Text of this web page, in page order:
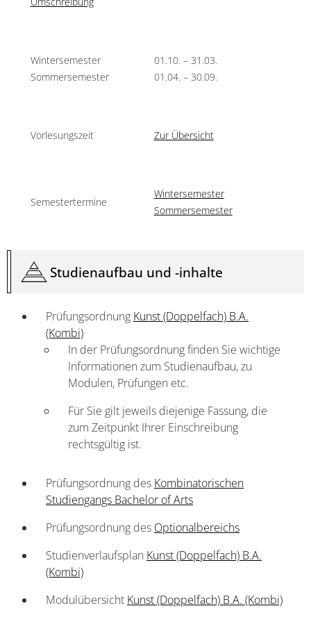
Wintersemester
Sommersemester
01.10. – 31.03.
01.04. – 30.09.
Vorlesungszeit Zur Übersicht
Semestertermine
Wintersemester
Sommersemester
Studienaufbau und -inhalte
Prüfungsordnung Kunst (Doppelfach) B.A.
(Kombi)
In der Prüfungsordnung finden Sie wichtige
Informa­tionen zum Studienaufbau, zu
Modulen, Prüfungen etc.
Für Sie gilt jeweils diejenige Fassung, die
zum Zeitpunkt Ihrer Einschreibung
rechtsgültig ist.
Prüfungsordnung des Kombinatorischen
Studiengangs Bachelor of Arts
Prüfungsordnung des Optionalbereichs
Studienverlaufsplan Kunst (Doppelfach) B.A.
(Kombi)
Modulübersicht Kunst (Doppelfach) B.A. (Kombi)